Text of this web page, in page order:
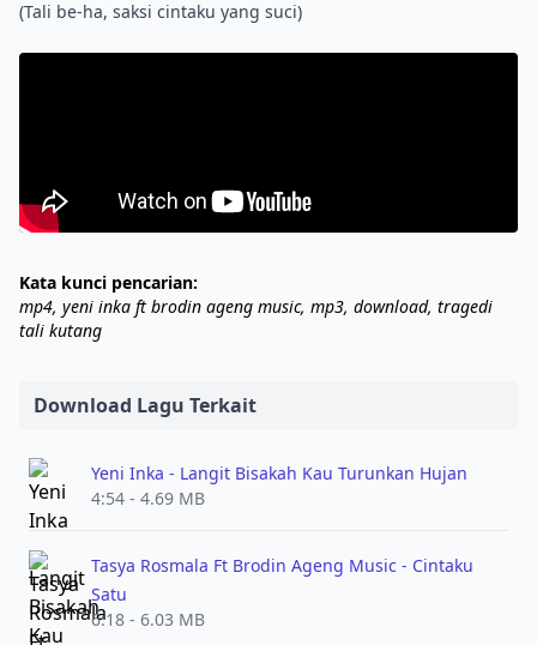
Kata kunci pencarian:
mp4, yeni inka ft brodin ageng music, mp3, download, tragedi
tali kutang
Download Lagu Terkait
Yeni Inka - Langit Bisakah Kau Turunkan Hujan
4:54 - 4.69 MB
Tasya Rosmala Ft Brodin Ageng Music - Cintaku
Satu
6:18 - 6.03 MB